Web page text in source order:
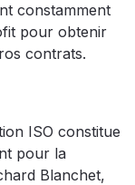
constamment
pour obtenir
contrats.
ISO constitue
pour la
Blanchet,